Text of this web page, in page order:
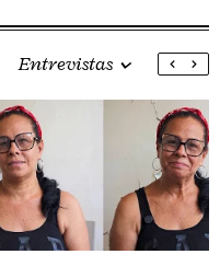
Entrevistas